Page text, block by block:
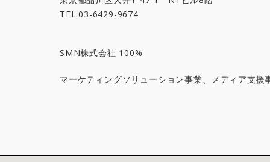
TEL:03-6429-9674
SMN株式会社 100%
マーケティングソリューション事業、メディア支援